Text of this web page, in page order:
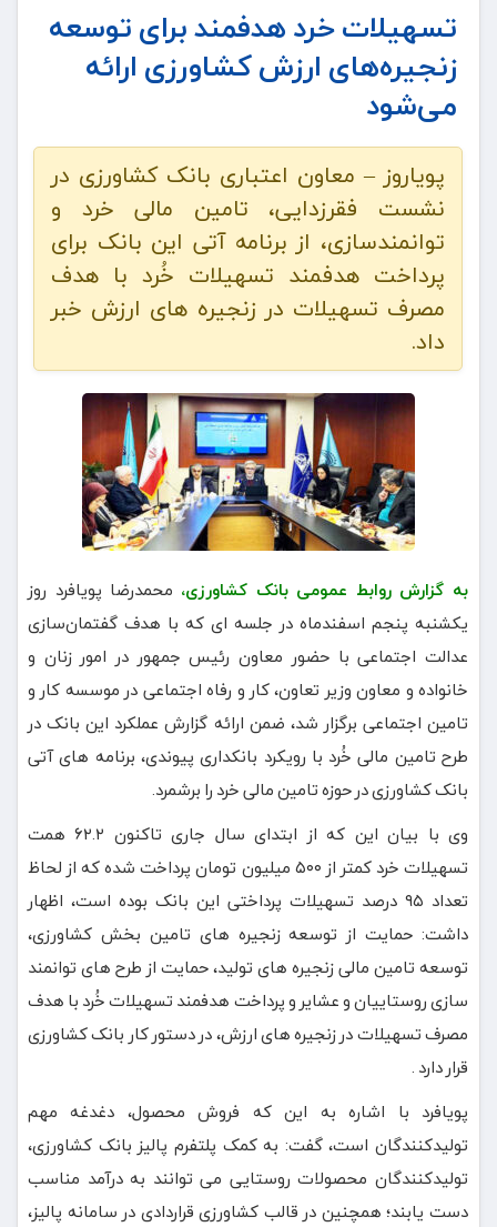
تسهیلات خرد هدفمند برای توسعه
زنجیره‌های ارزش کشاورزی ارائه
می‌شود
پویاروز – معاون اعتباری بانک کشاورزی در
نشست فقرزدایی، تامین مالی خرد و
توانمندسازی، از برنامه آتی این بانک برای
پرداخت هدفمند تسهیلات خُرد با هدف
مصرف تسهیلات در زنجیره های ارزش خبر
داد.
به گزارش روابط عمومی بانک کشاورزی، محمدرضا پویافرد روز
یکشنبه پنجم اسفندماه در جلسه ای که با هدف گفتمان‌سازی
عدالت اجتماعی با حضور معاون رئیس جمهور در امور زنان و
خانواده و معاون وزیر تعاون، کار و رفاه اجتماعی در موسسه کار و
تامین اجتماعی برگزار شد، ضمن ارائه گزارش عملکرد این بانک در
طرح تامین مالی خُرد با رویکرد بانکداری پیوندی، برنامه های آتی
بانک کشاورزی در حوزه تامین مالی خرد را برشمرد.
وی با بیان این که از ابتدای سال جاری تاکنون ۶۲.۲ همت
تسهیلات خرد کمتر از ۵۰۰ میلیون تومان پرداخت شده که از لحاظ
تعداد ۹۵ درصد تسهیلات پرداختی این بانک بوده است، اظهار
داشت: حمایت از توسعه زنجیره های تامین بخش کشاورزی،
توسعه تامین مالی زنجیره های تولید، حمایت از طرح های توانمند
سازی روستاییان و عشایر و پرداخت هدفمند تسهیلات خُرد با هدف
مصرف تسهیلات در زنجیره های ارزش، در دستور کار بانک کشاورزی
قرار دارد .
پویافرد با اشاره به این که فروش محصول، دغدغه مهم
تولیدکنندگان است، گفت: به کمک پلتفرم پالیز بانک کشاورزی،
تولیدکنندگان محصولات روستایی می توانند به درآمد مناسب
دست یابند؛ همچنین در قالب کشاورزی قراردادی در سامانه پالیز،